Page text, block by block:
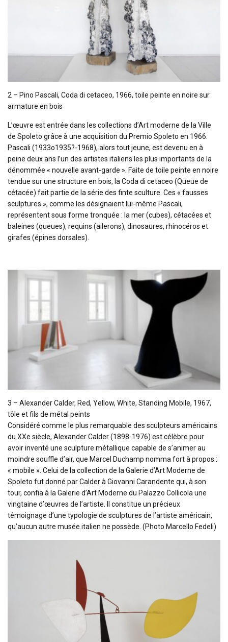
2 – Pino Pascali, Coda di cetaceo, 1966, toile peinte en noire sur
armature en bois
L’œuvre est entrée dans les collections d’Art moderne de la Ville
de Spoleto grâce à une acquisition du Premio Spoleto en 1966.
Pascali (1933o1935?-1968), alors tout jeune, est devenu en à
peine deux ans l’un des artistes italiens les plus importants de la
dénommée « nouvelle avant-garde ». Faite de toile peinte en noire
tendue sur une structure en bois, la Coda di cetaceo (Queue de
cétacée) fait partie de la série des finte sculture. Ces « fausses
sculptures », comme les désignaient lui-même Pascali,
représentent sous forme tronquée : la mer (cubes), cétacées et
baleines (queues), requins (ailerons), dinosaures, rhinocéros et
girafes (épines dorsales).
3 – Alexander Calder, Red, Yellow, White, Standing Mobile, 1967,
tôle et fils de métal peints
Considéré comme le plus remarquable des sculpteurs américains
du XXe siècle, Alexander Calder (1898-1976) est célèbre pour
avoir inventé une sculpture métallique capable de s’animer au
moindre souffle d’air, que Marcel Duchamp nomma fort à propos :
« mobile ». Celui de la collection de la Galerie d’Art Moderne de
Spoleto fut donné par Calder à Giovanni Carandente qui, à son
tour, confia à la Galerie d’Art Moderne du Palazzo Collicola une
vingtaine d’œuvres de l’artiste. Il constitue un précieux
témoignage d’une typologie de sculptures de l’artiste américain,
qu’aucun autre musée italien ne possède. (Photo Marcello Fedeli)